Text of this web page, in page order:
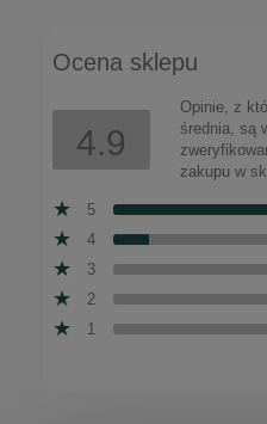
Ocena sklepu
4.9
Opinie, z
średnia, są
zakupu w
5
4
3
2
1